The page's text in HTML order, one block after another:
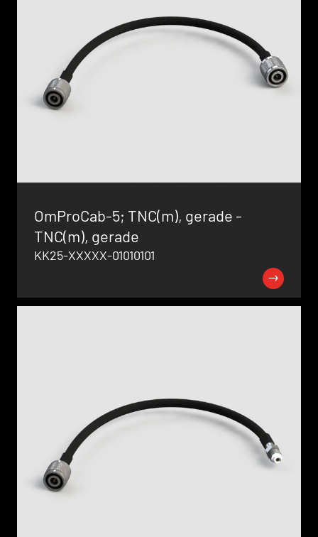
OmProCab-5; TNC(m), gerade -
TNC(m), gerade
KK25-XXXXX-01010101